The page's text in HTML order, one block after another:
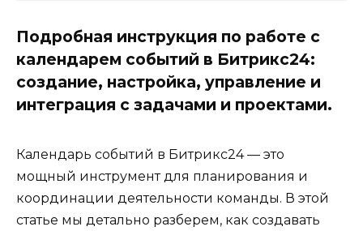
Подробная инструкция по работе с
календарем событий в Битрикс24:
создание, настройка, управление и
интеграция с задачами и проектами.
Календарь событий в Битрикс24 — это
мощный инструмент для планирования и
координации деятельности команды. В этой
статье мы детально разберем, как создавать